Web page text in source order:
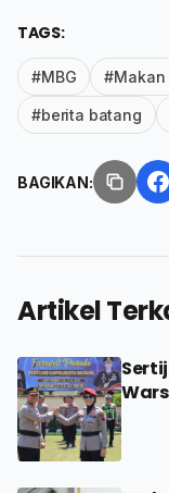
TAGS:
#MBG #Makan
#berita batang
BAGIKAN:
Artikel